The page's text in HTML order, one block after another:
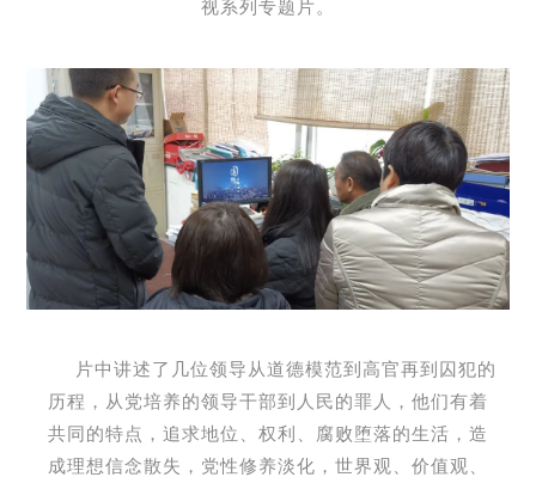
视系列专题片。
片中讲述了几位领导从道德模范到高官再到囚犯的
历程，从党培养的领导干部到人民的罪人，他们有着
共同的特点，追求地位、权利、腐败堕落的生活，造
成理想信念散失，党性修养淡化，世界观、价值观、